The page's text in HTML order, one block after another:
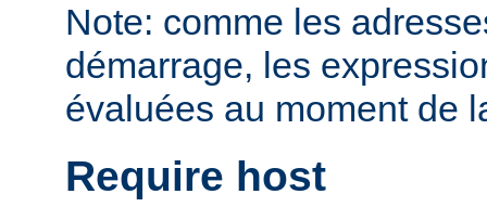
Note: comme les
démarrage, les
évaluées au moment de
Require host